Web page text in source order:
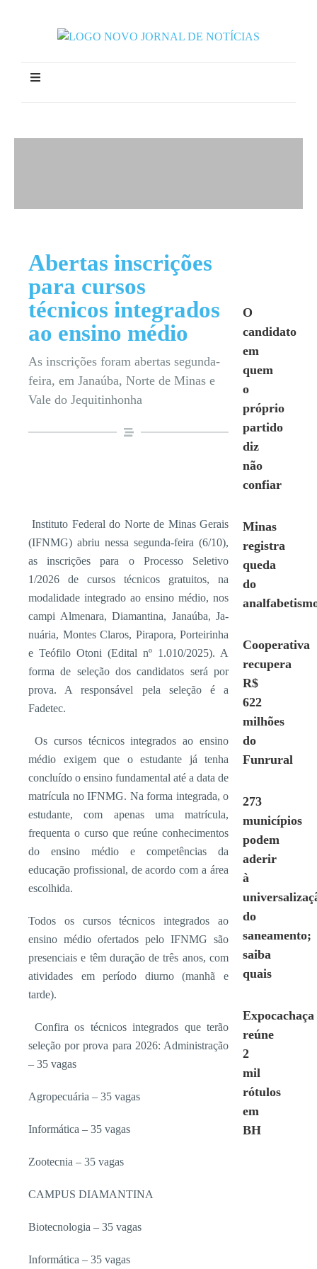
Abertas inscrições
para cursos
técnicos integrados
ao ensino médio
As inscrições foram abertas segunda-
feira, em Janaúba, Norte de Minas e
Vale do Jequitinhonha
Instituto Federal do Norte de Minas Gerais
(IFNMG) abriu nes­sa segunda-feira (6/10),
as ins­crições para o Processo Seletivo
1/2026 de cursos técnicos gratui­tos, na
modalidade integrado ao ensino médio, nos
campi Alme­nara, Diamantina, Janaúba, Ja­
nuária, Montes Claros, Pirapora, Porteirinha
e Teófilo Otoni (Edital nº 1.010/2025). A
forma de sele­ção dos candidatos será por
pro­va. A responsável pela seleção é a
Fadetec.
Os cursos técnicos integrados ao ensino
médio exigem que o estudante já tenha
concluído o ensino fundamental até a data de
matrícula no IFNMG. Na for­ma integrada, o
estudante, com apenas uma matrícula,
frequenta o curso que reúne conhecimen­tos
do ensino médio e competên­cias da
educação profissional, de acordo com a área
escolhida.
Todos os cursos técnicos integra­dos ao
ensino médio ofertados pelo IFNMG são
presenciais e têm duração de três anos, com
atividades em período diurno (manhã e
tarde).
Confira os técnicos integrados que terão
seleção por prova para 2026: Administração
– 35 vagas
Agropecuária – 35 vagas
Informática – 35 vagas
Zootecnia – 35 vagas
CAMPUS DIAMANTINA
Biotecnologia – 35 vagas
Informática – 35 vagas
O
candidato
em
quem
o
próprio
partido
diz
não
confiar
Minas
registra
queda
do
Cooperativa
recupera
R$
622
milhões
do
Funrural
273
municípios
podem
aderir
à
do
saneamento;
saiba
quais
Expocachaça
reúne
2
mil
rótulos
em
BH